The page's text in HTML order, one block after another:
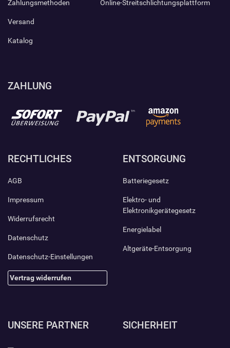
Zahlungsmethoden
Versand
Katalog
Online-Streitschlichtungsplattform
ZAHLUNG
RECHTLICHES
AGB
Impressum
Widerrufsrecht
Datenschutz
Datenschutz-Einstellungen
Vertrag widerrufen
ENTSORGUNG
Batteriegesetz
Elektro- und
Elektronikgerätegesetz
Energielabel
Altgeräte-Entsorgung
UNSERE PARTNER SICHERHEIT